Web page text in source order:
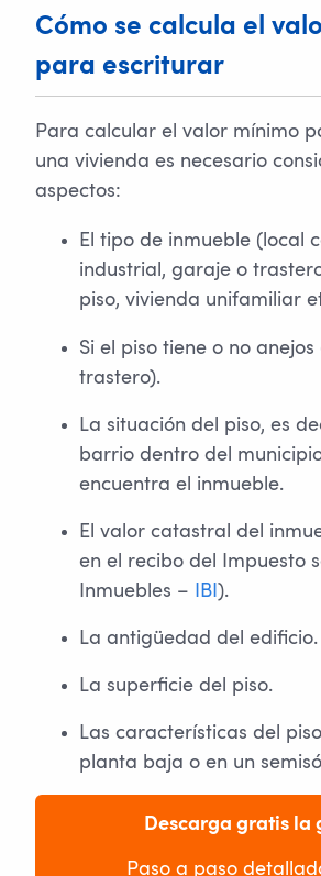
Cómo se calcula el
para escriturar
Para calcular el valor mínimo
una vivienda es necesario
aspectos:
El tipo de inmueble (local
industrial, garaje o
piso, vivienda unifamiliar
Si el piso tiene o no
trastero).
La situación del piso, es
barrio dentro del
encuentra el inmueble.
El valor catastral del
en el recibo del Impuesto
Inmuebles –
IBI ).
La antigüedad del edificio.
La superficie del piso.
Las características del
planta baja o en un
Descarga gratis la
Paso a paso